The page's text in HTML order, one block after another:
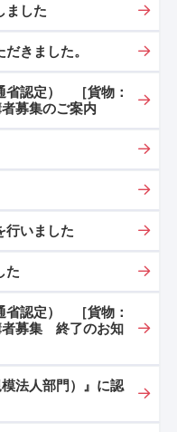
ました
きました。
省認定） ［貨物：
募集のご案内
行いました
た
省認定） ［貨物：
募集 終了のお知
法人部門）』に認